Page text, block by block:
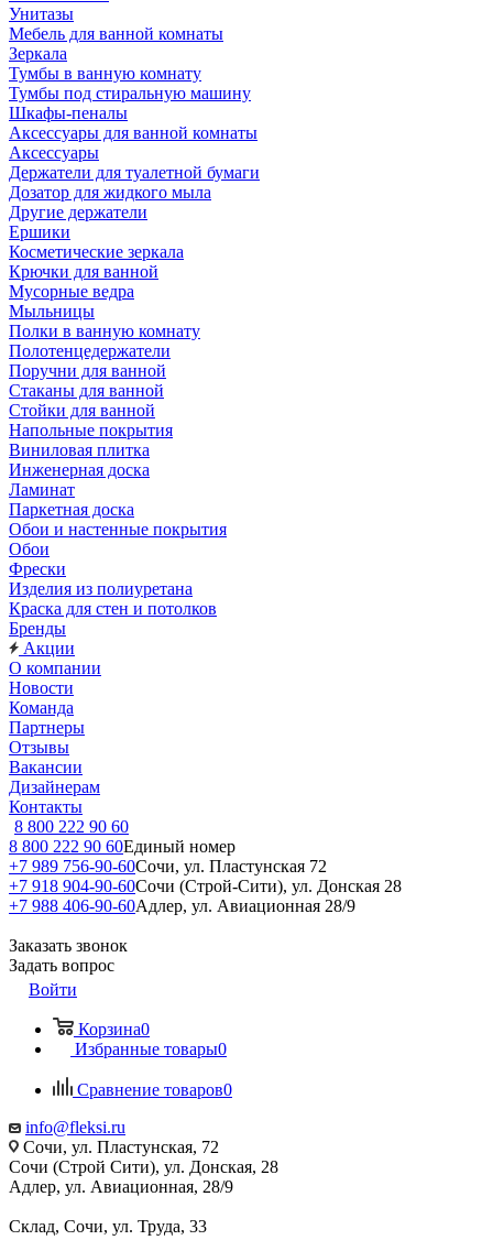
Унитазы
Мебель для ванной комнаты
Зеркала
Тумбы в ванную комнату
Тумбы под стиральную машину
Шкафы-пеналы
Аксессуары для ванной комнаты
Аксессуары
Держатели для туалетной бумаги
Дозатор для жидкого мыла
Другие держатели
Ершики
Косметические зеркала
Крючки для ванной
Мусорные ведра
Мыльницы
Полки в ванную комнату
Полотенцедержатели
Поручни для ванной
Стаканы для ванной
Стойки для ванной
Напольные покрытия
Виниловая плитка
Инженерная доска
Ламинат
Паркетная доска
Обои и настенные покрытия
Обои
Фрески
Изделия из полиуретана
Краска для стен и потолков
Бренды
Акции
О компании
Новости
Команда
Партнеры
Отзывы
Вакансии
Дизайнерам
Контакты
8 800 222 90 60
8 800 222 90 60Единый номер
+7 989 756-90-60Сочи, ул. Пластунская 72
+7 918 904-90-60Сочи (Строй-Сити), ул. Донская 28
+7 988 406-90-60Адлер, ул. Авиационная 28/9
Заказать звонок
Задать вопрос
Войти
Корзина0
Избранные товары0
Сравнение товаров0
info@fleksi.ru
Сочи, ул. Пластунская, 72
Сочи (Строй Сити), ул. Донская, 28
Адлер, ул. Авиационная, 28/9
Склад, Сочи, ул. Труда, 33